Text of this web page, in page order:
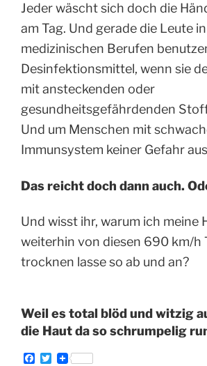
Jeder wäscht sich doch die
am Tag. Und gerade die Leute in
medizinischen Berufen
Desinfektionsmittel, wenn sie
mit ansteckenden oder
gesundheitsgefährdenden
Und um Menschen mit
Immunsystem keiner Gefahr
Das reicht doch dann auch.
Und wisst ihr, warum ich meine
weiterhin von diesen 690 km/h
trocknen lasse so ab und an?
Weil es total blöd und witzig
die Haut da so schrumpelig
F
T